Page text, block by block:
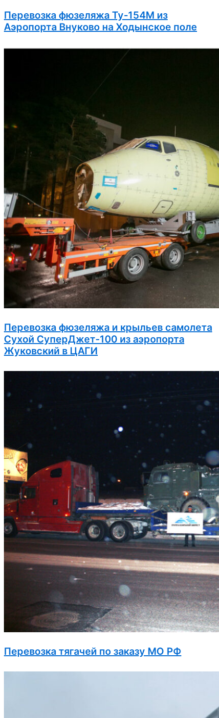
Перевозка фюзеляжа Ту-154М из
Аэропорта Внуково на Ходынское поле
Перевозка фюзеляжа и крыльев самолета
Сухой СуперДжет-100 из аэропорта
Жуковский в ЦАГИ
Перевозка тягачей по заказу МО РФ